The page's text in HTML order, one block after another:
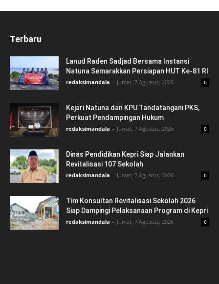
Terbaru
Lanud Raden Sadjad Bersama Instansi
Natuna Semarakkan Persiapan HUT Ke-81 RI
redaksimandala - Jumat, 7 Agustus, 2026 0
Kejari Natuna dan KPU Tandatangani PKS,
Perkuat Pendampingan Hukum
redaksimandala - Jumat, 7 Agustus, 2026 0
Dinas Pendidikan Kepri Siap Jalankan
Revitalisasi 107 Sekolah
redaksimandala - Jumat, 7 Agustus, 2026 0
Tim Konsultan Revitalisasi Sekolah 2026
Siap Dampingi Pelaksanaan Program di Kepri
redaksimandala - Jumat, 7 Agustus, 2026 0